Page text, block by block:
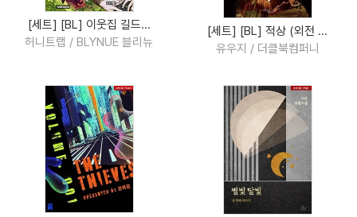
[세트] [BL] 이웃집 길드...
허니트랩 / BLYNUE 블리뉴
[세트] [BL] 적상 (외전 ...
유우지 / 더클북컴퍼니